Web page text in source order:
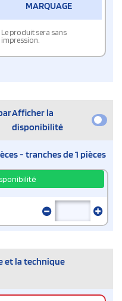
MARQUAGE
Le produit sera sans
impression.
Afficher la
disponibilité
- tranches de 1 pièces
et la technique